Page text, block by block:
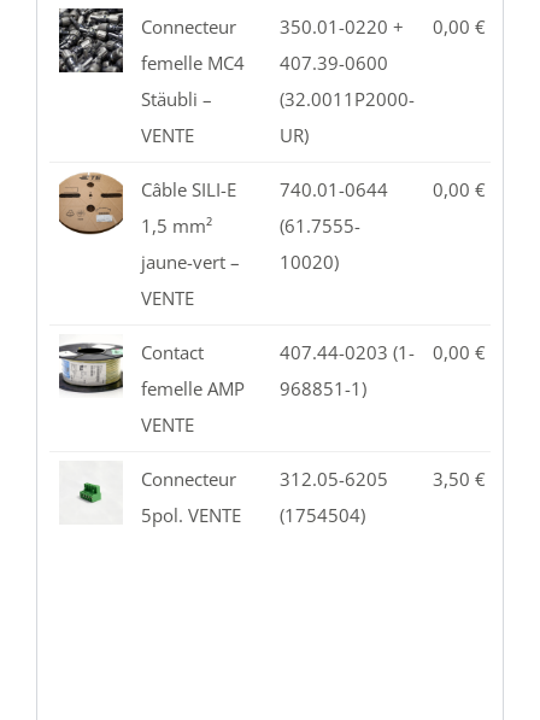
Connecteur
femelle MC4
Stäubli –
VENTE
350.01-0220 +
407.39-0600
(32.0011P2000-
UR)
0,00 €
Câble SILI-E
1,5 mm²
jaune-vert –
VENTE
740.01-0644
(61.7555-
10020)
0,00 €
Contact
femelle AMP
VENTE
407.44-0203 (1-
968851-1)
0,00 €
Connecteur
5pol. VENTE
312.05-6205
(1754504)
3,50 €